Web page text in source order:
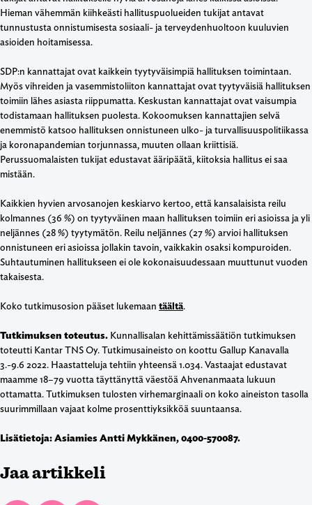
Hieman vähemmän kiihkeästi hallituspuolueiden tukijat antavat
tunnustusta onnistumisesta sosiaali- ja terveydenhuoltoon kuuluvien
asioiden hoitamisessa.
SDP:n kannattajat ovat kaikkein tyytyväisimpiä hallituksen toimintaan.
Myös vihreiden ja vasemmistoliiton kannattajat ovat tyytyväisiä hallituksen
toimiin lähes asiasta riippumatta. Keskustan kannattajat ovat vaisumpia
todistamaan hallituksen puolesta. Kokoomuksen kannattajien selvä
enemmistö katsoo hallituksen onnistuneen ulko- ja turvallisuuspolitiikassa
ja koronapandemian torjunnassa, muuten ollaan kriittisiä.
Perussuomalaisten tukijat edustavat ääripäätä, kiitoksia hallitus ei saa
mistään.
Kaikkien hyvien arvosanojen keskiarvo kertoo, että kansalaisista reilu
kolmannes (36 %) on tyytyväinen maan hallituksen toimiin eri asioissa ja yli
neljännes (28 %) tyytymätön. Reilu neljännes (27 %) arvioi hallituksen
onnistuneen eri asioissa jollakin tavoin, vaikkakin osaksi kompuroiden.
Suhtautuminen hallitukseen ei ole kokonaisuudessaan muuttunut vuoden
takaisesta.
Koko tutkimusosion pääset lukemaan täältä.
Tutkimuksen toteutus. Kunnallisalan kehittämissäätiön tutkimuksen
toteutti Kantar TNS Oy. Tutkimusaineisto on koottu Gallup Kanavalla
3.-9.6 2022. Haastatteluja tehtiin yhteensä 1.034. Vastaajat edustavat
maamme 18–79 vuotta täyttänyttä väestöä Ahvenanmaata lukuun
ottamatta. Tutkimuksen tulosten virhemarginaali on koko aineiston tasolla
suurimmillaan vajaat kolme prosenttiyksikköä suuntaansa.
Lisätietoja: Asiamies Antti Mykkänen, 0400-570087.
Jaa artikkeli